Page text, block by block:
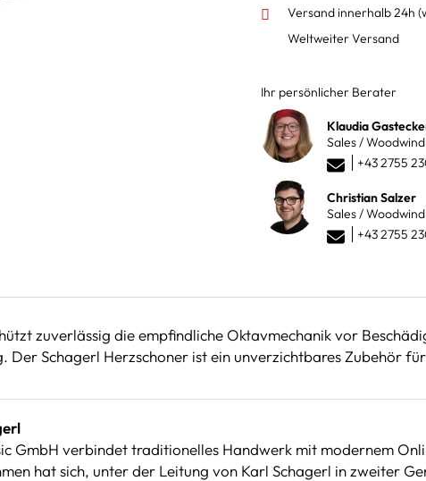
Versand innerhalb 24h
Weltweiter Versand
Ihr persönlicher Berater
Klaudia
Sales /
+43 2755
Christian Salzer
Sales / Woodwind
+43 2755
zuverlässig die empfindliche Oktavmechanik vor
Schagerl Herzschoner ist ein unverzichtbares Zubehör
GmbH verbindet traditionelles Handwerk mit modernem
hat sich, unter der Leitung von Karl Schagerl in zweiter